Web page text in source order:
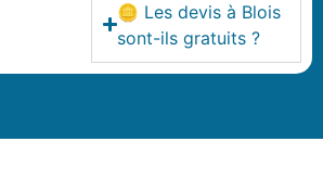
🪙 Les devis à Blois
sont-ils gratuits ?